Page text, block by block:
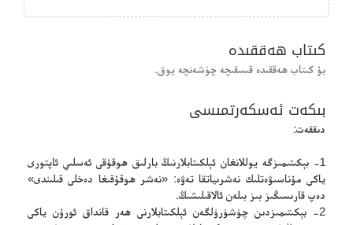
كىتاب ھەققىدە
بۇ كىتاب ھەققىدە قىسقىچە چۈشەنچە يوق.
بىكەت ئەسكەرتمىسى
دىققەت:
1- بېكىتىمىزگە يوللانغان ئېلكىتابلارنىڭ بارلىق ھوقۇقى ئەسلىي ئاپتورى
ياكى مۇناسىۋەتلىك نەشرىياتقا تەۋە: «نەشر ھوقۇقىغا دەخلى قىلىندى»
دەپ قارىسىڭىز بىز بىلەن ئالاقىلىشىڭ.
2- بېكىتىمىزدىن چۈشۈرۈلگەن ئېلكىتابلارنى ھەر قانداق ئورۇن ياكى